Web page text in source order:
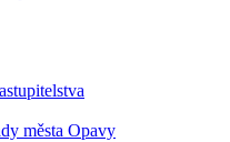
města Opavy